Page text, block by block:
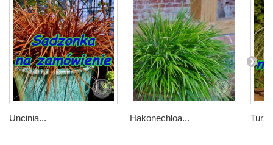
Uncinia... Hakonechloa...